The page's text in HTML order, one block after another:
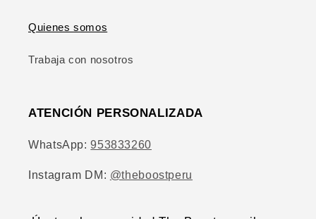
Quienes somos
Trabaja con nosotros
ATENCIÓN PERSONALIZADA
WhatsApp:953833260
Instagram DM: @theboostperu